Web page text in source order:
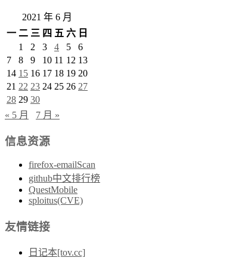
2021 年 6 月
一 二 三 四 五 六 日
1
2 3 4 5
6
7
8 9 10 11 12 13
14 15 16 17 18 19 20
21 22 23 24 25 26 27
28 29 30
« 5 月
7 月 »
信息资源
firefox-emailScan
github中文排行榜
QuestMobile
sploitus(CVE)
友情链接
日记本[tov.cc]